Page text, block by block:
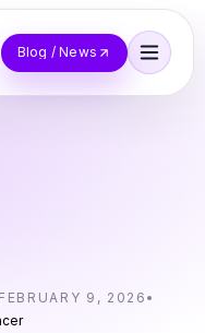
Blog / News
9, 2026